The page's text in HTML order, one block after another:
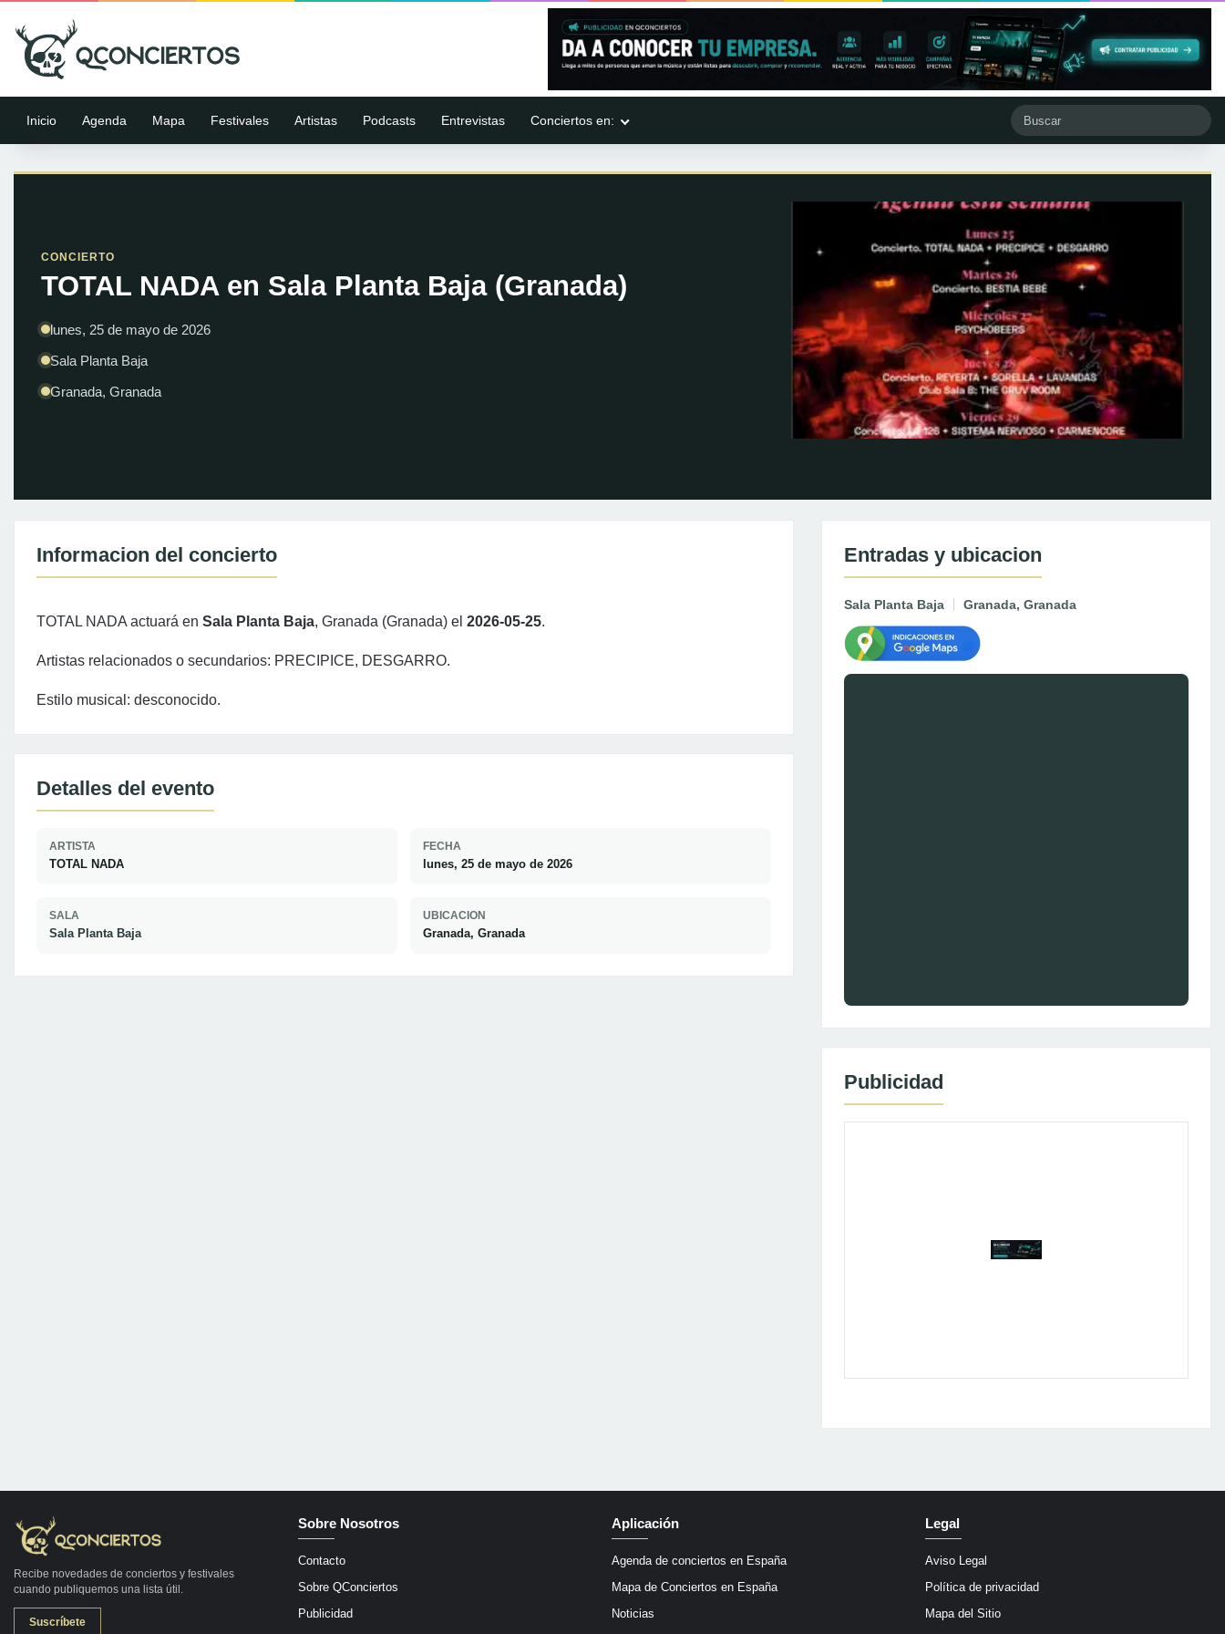
Inicio Agenda Mapa Festivales Artistas Podcasts Entrevistas Conciertos en:
CONCIERTO
TOTAL NADA en Sala Planta Baja (Granada)
lunes, 25 de mayo de 2026
Sala Planta Baja
Granada, Granada
Informacion del concierto
TOTAL NADA actuará en Sala Planta Baja, Granada (Granada) el 2026-05-25.
Artistas relacionados o secundarios: PRECIPICE, DESGARRO.
Estilo musical: desconocido.
Detalles del evento
ARTISTA
TOTAL NADA
FECHA
lunes, 25 de mayo de 2026
SALA
Sala Planta Baja
UBICACION
Granada, Granada
Entradas y ubicacion
Sala Planta Baja Granada, Granada
Publicidad
Publicidad
Recibe novedades de conciertos y festivales
cuando publiquemos una lista útil.
Suscríbete
Sobre Nosotros
Contacto
Sobre QConciertos
Publicidad
Aplicación
Agenda de conciertos en España
Mapa de Conciertos en España
Noticias
Legal
Aviso Legal
Política de privacidad
Mapa del Sitio